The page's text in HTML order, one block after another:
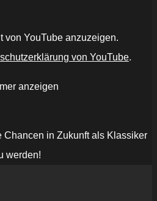
von YouTube anzuzeigen.
von YouTube.
anzeigen
Chancen in Zukunft als Klassiker
werden!